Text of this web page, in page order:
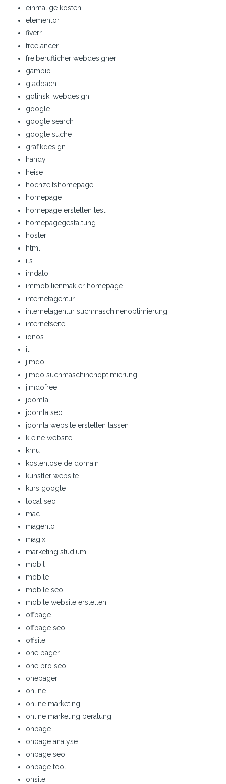
einmalige kosten
elementor
fiverr
freelancer
freiberuflicher webdesigner
gambio
gladbach
golinski webdesign
google
google search
google suche
grafikdesign
handy
heise
hochzeitshomepage
homepage
homepage erstellen test
homepagegestaltung
hoster
html
ils
imdalo
immobilienmakler homepage
internetagentur
internetagentur suchmaschinenoptimierung
internetseite
ionos
it
jimdo
jimdo suchmaschinenoptimierung
jimdofree
joomla
joomla seo
joomla website erstellen lassen
kleine website
kmu
kostenlose de domain
künstler website
kurs google
local seo
mac
magento
magix
marketing studium
mobil
mobile
mobile seo
mobile website erstellen
offpage
offpage seo
offsite
one pager
one pro seo
onepager
online
online marketing
online marketing beratung
onpage
onpage analyse
onpage seo
onpage tool
onsite